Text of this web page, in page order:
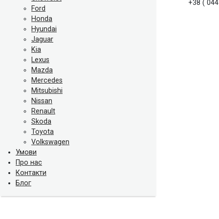
Ford
Honda
Hyundai
Jaguar
Kia
Lexus
Mazda
Mercedes
Mitsubishi
Nissan
Renault
Skoda
Toyota
Volkswagen
Умови
Про нас
Контакти
Блог
+38 (